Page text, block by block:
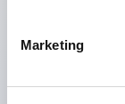
Marketing
Erhältlich
UL gelistet,
CE